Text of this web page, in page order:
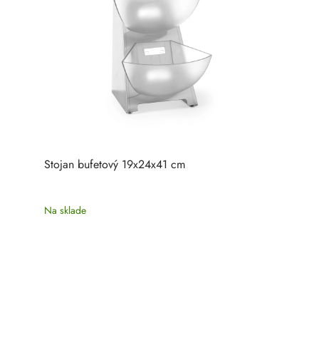
Stojan bufetový 19x24x41 cm
Na sklade